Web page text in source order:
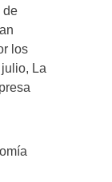
de
los
La